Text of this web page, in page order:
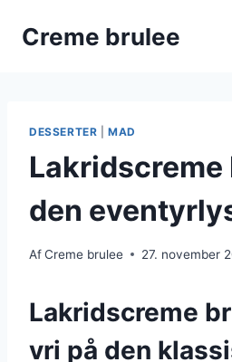
Creme brulee
DESSERTER |MAD
Lakridscreme
den
AfCreme brulee 27. november
Lakridscreme
vri på den